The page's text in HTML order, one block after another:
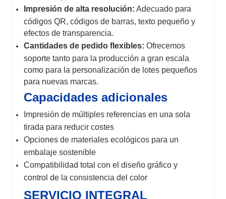
Impresión de alta resolución: Adecuado para
códigos QR, códigos de barras, texto pequeño y
efectos de transparencia.
Cantidades de pedido flexibles: Ofrecemos
soporte tanto para la producción a gran escala
como para la personalización de lotes pequeños
para nuevas marcas.
Capacidades adicionales
Impresión de múltiples referencias en una sola
tirada para reducir costes
Opciones de materiales ecológicos para un
embalaje sostenible
Compatibilidad total con el diseño gráfico y
control de la consistencia del color
SERVICIO INTEGRAL